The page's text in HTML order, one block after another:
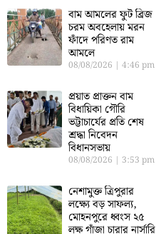
বাম আমলের ফুট ব্রিজ
চরম অবহেলায় মরন
ফাঁদে পরিণত রাম
আমলে
08/08/2026 4:46 pm
প্রয়াত প্রাক্তন বাম
বিধায়িকা গৌরি
ভট্টাচার্যের প্রতি শেষ
শ্রদ্ধা নিবেদন
বিধানসভায়
08/08/2026 3:53 pm
নেশামুক্ত ত্রিপুরার
লক্ষ্যে বড় সাফল্য,
মোহনপুরে ধ্বংস ২৫
লক্ষ গাঁজা চারার নার্সারি